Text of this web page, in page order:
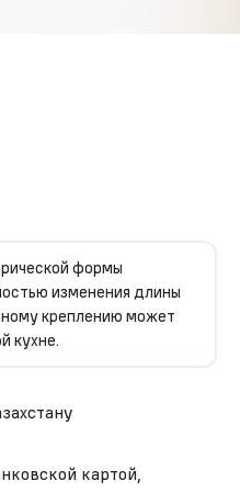
формы
изменения длины
креплению может
кухне.
картой,